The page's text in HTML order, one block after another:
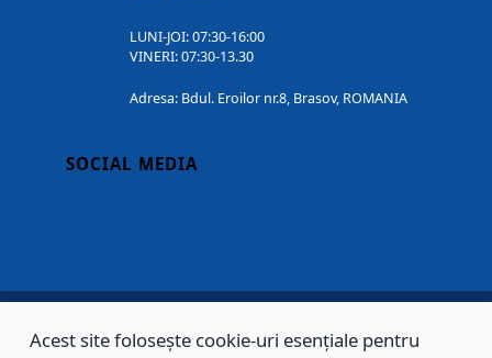
LUNI-JOI: 07:30-16:00
VINERI: 07:30-13.30
Adresa: Bdul. Eroilor nr.8, Brasov, ROMANIA
SOCIAL MEDIA
Acest site folosește cookie-uri esențiale pentru